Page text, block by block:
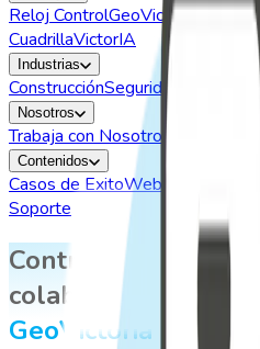
Reloj ControlGeoVictoria Web
CuadrillaVictorIA
Industrias
ConstrucciónSeguridad
Nosotros
Trabaja con Nosotros Quiénes
Contenidos
Casos de ExitoWebinars
Soporte
Controla la
colaboradores en
GeoVictoria Web